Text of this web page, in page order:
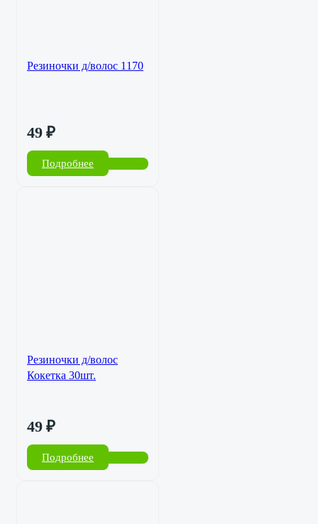
Резиночки д/волос 1170
49 ₽
Подробнее
Резиночки д/волос
Кокетка 30шт.
49 ₽
Подробнее